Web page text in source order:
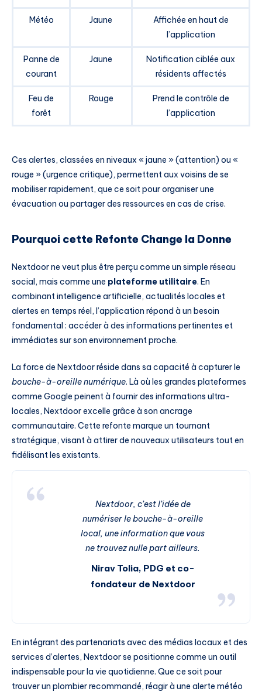
Météo Jaune
Affichée en haut de
l’application
Panne de
courant
Jaune
Notification ciblée aux
résidents affectés
Feu de
forêt
Rouge
Prend le contrôle de
l’application
Ces alertes, classées en niveaux « jaune » (attention) ou «
rouge » (urgence critique), permettent aux voisins de se
mobiliser rapidement, que ce soit pour organiser une
évacuation ou partager des ressources en cas de crise.
Pourquoi cette Refonte Change la Donne
Nextdoor ne veut plus être perçu comme un simple réseau
social, mais comme une plateforme utilitaire. En
combinant intelligence artificielle, actualités locales et
alertes en temps réel, l’application répond à un besoin
fondamental : accéder à des informations pertinentes et
immédiates sur son environnement proche.
La force de Nextdoor réside dans sa capacité à capturer le
bouche-à-oreille numérique. Là où les grandes plateformes
comme Google peinent à fournir des informations ultra-
locales, Nextdoor excelle grâce à son ancrage
communautaire. Cette refonte marque un tournant
stratégique, visant à attirer de nouveaux utilisateurs tout en
fidélisant les existants.
Nextdoor, c’est l’idée de
numériser le bouche-à-oreille
local, une information que vous
ne trouvez nulle part ailleurs.
Nirav Tolia, PDG et co-
fondateur de Nextdoor
En intégrant des partenariats avec des médias locaux et des
services d’alertes, Nextdoor se positionne comme un outil
indispensable pour la vie quotidienne. Que ce soit pour
trouver un plombier recommandé, réagir à une alerte météo